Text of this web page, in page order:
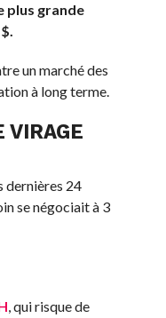
plus grande
un marché des
à long terme.
VIRAGE
dernières 24
se négociait à 3
, qui risque de